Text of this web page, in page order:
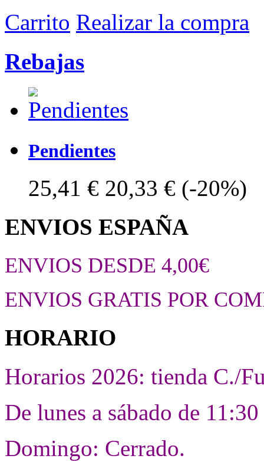
Carrito Realizar la compra
Rebajas
Pendientes
25,41 € 20,33 € (-20%)
ENVIOS ESPAÑA
ENVIOS DESDE 4,00€
ENVIOS GRATIS POR
HORARIO
Horarios 2026: tienda C./
De lunes a sábado de
Domingo: Cerrado.